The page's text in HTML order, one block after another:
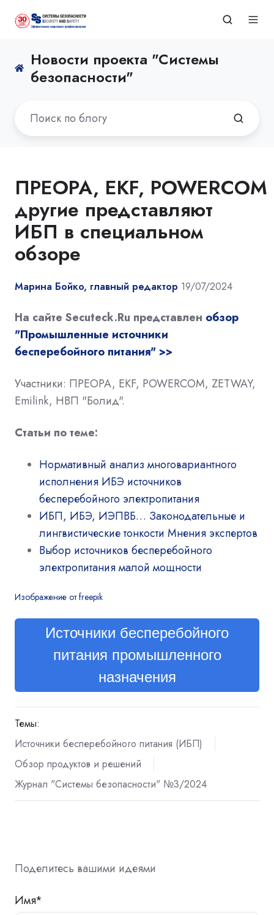
Новости проекта "Системы
безопасности"
ПРЕОРА, EKF, POWERCOM
другие представляют
ИБП в специальном
обзоре
Марина Бойко, главный редактор 19/07/2024
На сайте Secuteck.Ru представлен обзор
"Промышленные источники
бесперебойного питания" >>
Участники: ПРЕОРА, EKF, POWERCOM, ZETWAY,
Emilink, НВП "Болид".
Статьи по теме:
Нормативный анализ многовариантного
исполнения ИБЭ источников
бесперебойного электропитания
ИБП, ИБЭ, ИЭПВБ… Законодательные и
лингвистические тонкости Мнения экспертов
Выбор источников бесперебойного
электропитания малой мощности
Изображение от freepik
Источники бесперебойного
питания промышленного
назначения
Темы:
Источники бесперебойного питания (ИБП)
Обзор продуктов и решений
Журнал "Системы безопасности" №3/2024
Поделитесь вашими идеями
Имя*